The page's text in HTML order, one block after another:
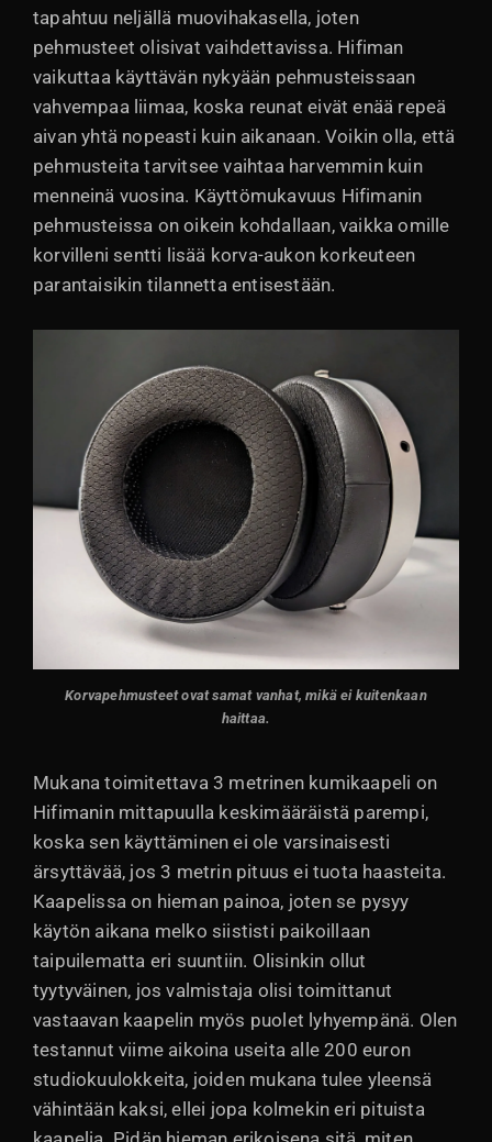
tapahtuu neljällä muovihakasella, joten
pehmusteet olisivat vaihdettavissa. Hifiman
vaikuttaa käyttävän nykyään pehmusteissaan
vahvempaa liimaa, koska reunat eivät enää repeä
aivan yhtä nopeasti kuin aikanaan. Voikin olla, että
pehmusteita tarvitsee vaihtaa harvemmin kuin
menneinä vuosina. Käyttömukavuus Hifimanin
pehmusteissa on oikein kohdallaan, vaikka omille
korvilleni sentti lisää korva-aukon korkeuteen
parantaisikin tilannetta entisestään.
Korvapehmusteet ovat samat vanhat, mikä ei kuitenkaan
haittaa.
Mukana toimitettava 3 metrinen kumikaapeli on
Hifimanin mittapuulla keskimääräistä parempi,
koska sen käyttäminen ei ole varsinaisesti
ärsyttävää, jos 3 metrin pituus ei tuota haasteita.
Kaapelissa on hieman painoa, joten se pysyy
käytön aikana melko siististi paikoillaan
taipuilematta eri suuntiin. Olisinkin ollut
tyytyväinen, jos valmistaja olisi toimittanut
vastaavan kaapelin myös puolet lyhyempänä. Olen
testannut viime aikoina useita alle 200 euron
studiokuulokkeita, joiden mukana tulee yleensä
vähintään kaksi, ellei jopa kolmekin eri pituista